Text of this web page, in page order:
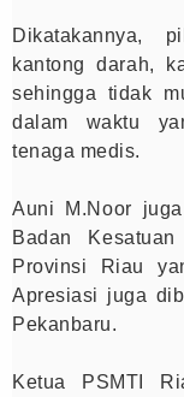
Dikatakannya,
kantong darah,
sehingga tidak
dalam waktu
tenaga medis.
Auni M.Noor
Badan
Provinsi Riau
Apresiasi juga
Pekanbaru.
Ketua PSMTI